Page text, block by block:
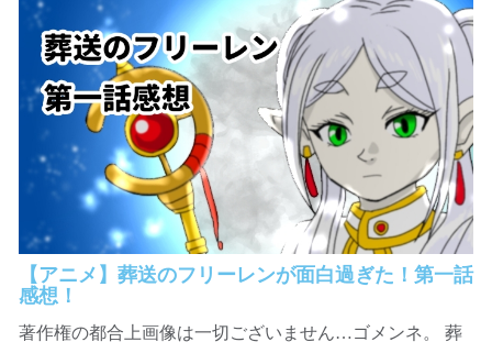
【アニメ】葬送のフリーレンが面白過ぎた！第一話
感想！
著作権の都合上画像は一切ございません…ゴメンネ。 葬